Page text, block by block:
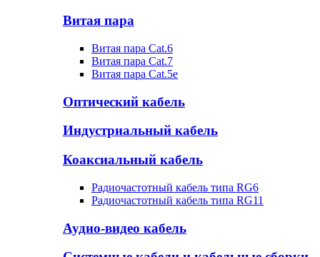
Витая пара
Витая пара Cat.6
Витая пара Cat.7
Витая пара Cat.5e
Оптический кабель
Индустриальный кабель
Коаксиальный кабель
Радиочастотный кабель типа RG6
Радиочастотный кабель типа RG11
Аудио-видео кабель